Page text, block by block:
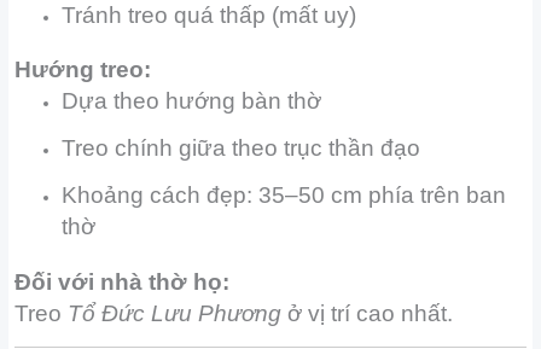
Tránh treo quá thấp (mất uy)
Hướng treo:
Dựa theo hướng bàn thờ
Treo chính giữa theo trục thần đạo
Khoảng cách đẹp: 35–50 cm phía trên ban
thờ
Đối với nhà thờ họ:
Treo Tổ Đức Lưu Phương ở vị trí cao nhất.